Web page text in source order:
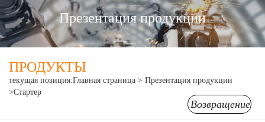
Презентация продукции
ПРОДУКТЫ
текущая позиция:Главная страница > Презентация продукции
>Стартер
Возвращение